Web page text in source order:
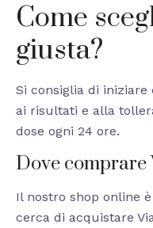
Come
giusta?
Si consiglia di iniziare
ai risultati e alla
dose ogni 24 ore.
Dove comprare
Il nostro shop online
cerca di acquistare